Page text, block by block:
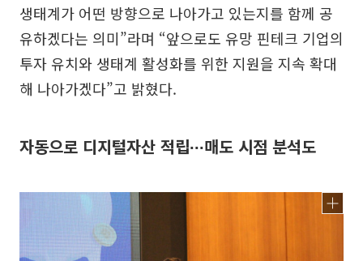
생태계가 어떤 방향으로 나아가고 있는지를 함께 공
유하겠다는 의미”라며 “앞으로도 유망 핀테크 기업의
투자 유치와 생태계 활성화를 위한 지원을 지속 확대
해 나아가겠다”고 밝혔다.
자동으로 디지털자산 적립∙∙∙매도 시점 분석도